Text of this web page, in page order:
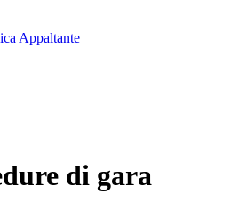
Appaltante
di gara